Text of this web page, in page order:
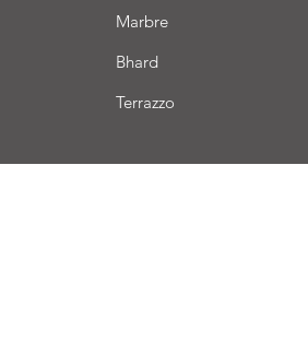
Marbre
Bhard
Terrazzo